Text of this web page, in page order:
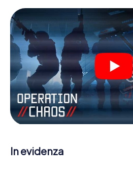
dichiara che tutta Clermont-
gioco personale! Il requisito
da agente a Clermont-Ferrand é
accesso a Internet mobile. Un clic
nostra app web. Non è
essere trascinati nell'azione da
complicati e molte altre
Lavori insieme con una squadra,
porti gli ufficiali di collegamento
Escape Game a Clermont-
dovete essere pronti a fermare i
silenziosi: lei e la sua squadra
punteggio più alto del Clermont-
In evidenza